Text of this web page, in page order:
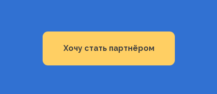
Хочу стать партнёром